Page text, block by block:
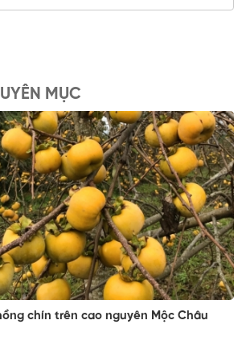
MỤC
chín trên cao nguyên Mộc Châu